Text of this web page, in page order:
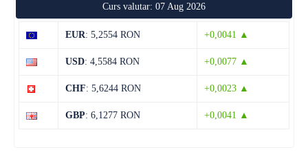
Curs valutar: 07 Aug 2026
EUR: 5,2554 RON +0,0041 ▲
USD: 4,5584 RON +0,0077 ▲
CHF: 5,6244 RON +0,0023 ▲
GBP: 6,1277 RON +0,0041 ▲